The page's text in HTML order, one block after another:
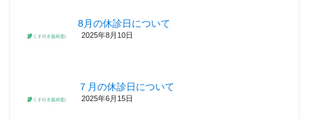
8月の休診日について
2025年8月10日
７月の休診日について
2025年6月15日